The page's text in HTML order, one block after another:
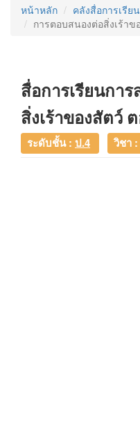
หน้าหลัก คลังสื่อการเรีย
การตอบสนองต่อสิ่งเร้า
สื่อการเรียนกา
สิ่งเร้าของสัตว์
ระดับชั้น : ป.4 วิชา :